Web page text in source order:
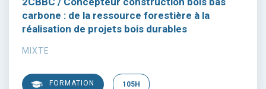
carbone : de la ressource forestière à la
réalisation de projets bois durables
MIXTE
FORMATION 105H